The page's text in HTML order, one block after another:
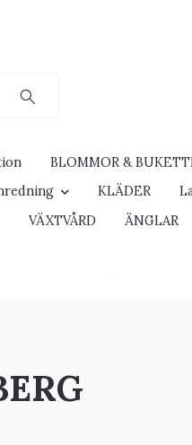
BLOMMOR &
KLÄDER
VÄXTVÅRD ÄNGLAR